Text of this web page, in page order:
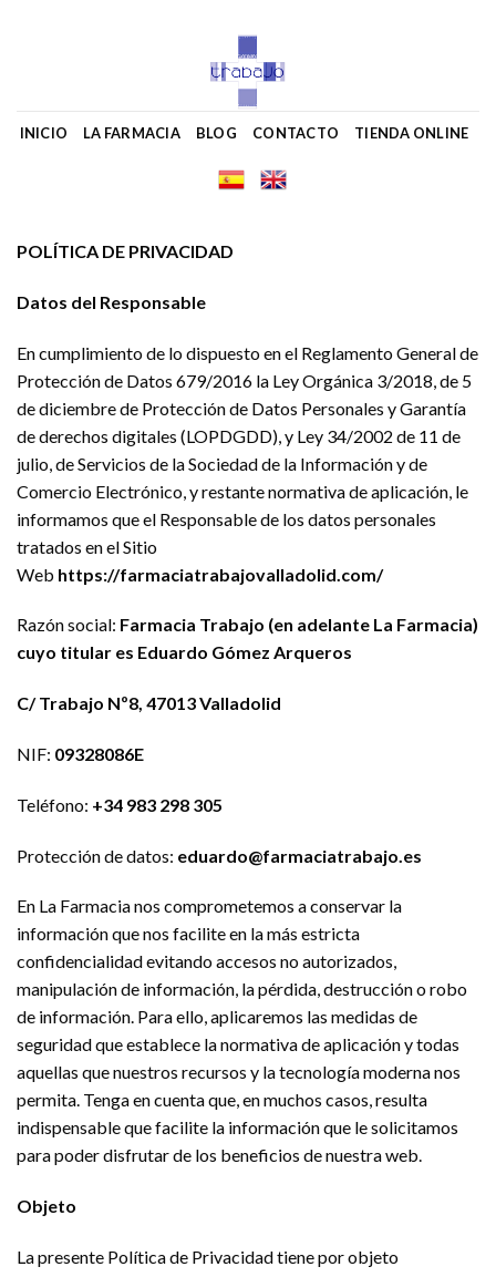
INICIO LA FARMACIA BLOG CONTACTO TIENDA ONLINE
POLÍTICA DE PRIVACIDAD
Datos del Responsable
En cumplimiento de lo dispuesto en el Reglamento General de
Protección de Datos 679/2016 la Ley Orgánica 3/2018, de 5
de diciembre de Protección de Datos Personales y Garantía
de derechos digitales (LOPDGDD), y Ley 34/2002 de 11 de
julio, de Servicios de la Sociedad de la Información y de
Comercio Electrónico, y restante normativa de aplicación, le
informamos que el Responsable de los datos personales
tratados en el Sitio
Web https://farmaciatrabajovalladolid.com/
Razón social: Farmacia Trabajo (en adelante La Farmacia)
cuyo titular es Eduardo Gómez Arqueros
C/ Trabajo Nº8, 47013 Valladolid
NIF: 09328086E
Teléfono: +34 983 298 305
Protección de datos: eduardo@farmaciatrabajo.es
En La Farmacia nos comprometemos a conservar la
información que nos facilite en la más estricta
confidencialidad evitando accesos no autorizados,
manipulación de información, la pérdida, destrucción o robo
de información. Para ello, aplicaremos las medidas de
seguridad que establece la normativa de aplicación y todas
aquellas que nuestros recursos y la tecnología moderna nos
permita. Tenga en cuenta que, en muchos casos, resulta
indispensable que facilite la información que le solicitamos
para poder disfrutar de los beneficios de nuestra web.
Objeto
La presente Política de Privacidad tiene por objeto